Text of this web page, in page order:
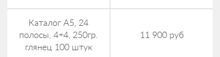
Каталог А5, 24
полосы, 4+4, 250гр.
глянец 100 штук
11 900 руб